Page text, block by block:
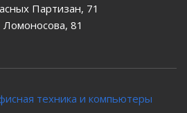
Партизан, 71
Ломоносова, 81
техника и компьютеры